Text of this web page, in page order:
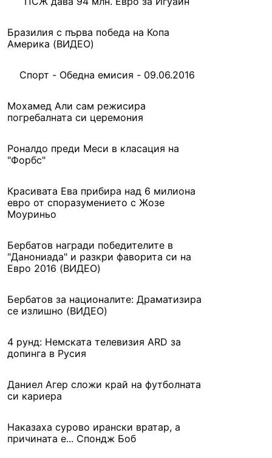
Бразилия с първа победа на Копа
Америка (ВИДЕО)
Спорт - Обедна емисия - 09.06.2016
Мохамед Али сам режисира
погребалната си церемония
Роналдо преди Меси в класация на
"Форбс"
Красивата Ева прибира над 6 милиона
евро от споразумението с Жозе
Моуриньо
Бербатов награди победителите в
"Данониада" и разкри фаворита си на
Евро 2016 (ВИДЕО)
Бербатов за националите: Драматизира
се излишно (ВИДЕО)
4 рунд: Немската телевизия ARD за
допинга в Русия
Даниел Агер сложи край на футболната
си кариера
Наказаха сурово ирански вратар, а
причината е... Спондж Боб